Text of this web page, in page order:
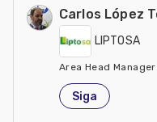
Carlos López
LIPTOSA
Area Head
Espanha
Siga